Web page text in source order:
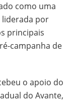
como uma
liderada por
principais
campanha de
o apoio do
do Avante,